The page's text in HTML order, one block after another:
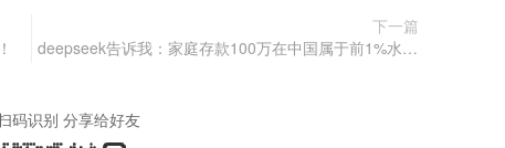
下一篇
deepseek告诉我：家庭存款100万在中国属于前1%水平，但为何仍与“财务自由”无缘
码识别 分享给好友